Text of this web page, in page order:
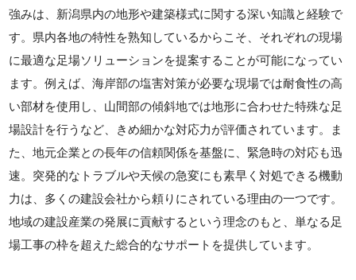
強みは、新潟県内の地形や建築様式に関する深い知識と経験で
す。県内各地の特性を熟知しているからこそ、それぞれの現場
に最適な足場ソリューションを提案することが可能になってい
ます。例えば、海岸部の塩害対策が必要な現場では耐食性の高
い部材を使用し、山間部の傾斜地では地形に合わせた特殊な足
場設計を行うなど、きめ細かな対応力が評価されています。ま
た、地元企業との長年の信頼関係を基盤に、緊急時の対応も迅
速。突発的なトラブルや天候の急変にも素早く対処できる機動
力は、多くの建設会社から頼りにされている理由の一つです。
地域の建設産業の発展に貢献するという理念のもと、単なる足
場工事の枠を超えた総合的なサポートを提供しています。